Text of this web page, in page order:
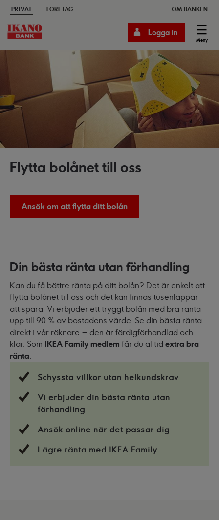
PRIVAT FÖRETAG OM BANKEN
Meny
Logga in
Flytta bolånet till oss
Ansök om att flytta ditt bolån
Din bästa ränta utan förhandling
Kan du få bättre ränta på ditt bolån? Det är enkelt att
flytta bolånet till oss och det kan finnas tusenlappar
att spara. Vi erbjuder ett tryggt bolån med bra ränta
upp till 90 % av bostadens värde. Se din bästa ränta
direkt i vår räknare – den är färdigförhandlad och
klar. Som IKEA Family medlem får du alltid extra bra
ränta.
Schyssta villkor utan helkundskrav
Vi erbjuder din bästa ränta utan
förhandling
Ansök online när det passar dig
Lägre ränta med IKEA Family